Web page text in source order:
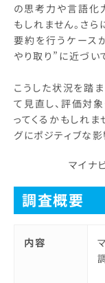
の思考力や言語化
もしれません。さ
要約を行うケース
やり取り”に近づい
こうした状況を踏
て見直し、評価対
ってくるかもしれ
グにポジティブな影
マイナ
調査概要
内容